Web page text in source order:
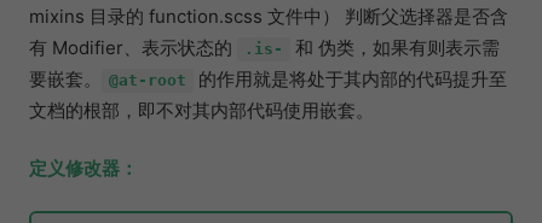
mixins 目录的 function.scss 文件中） 判断父选择器是否含
有 Modifier、表示状态的
.is-
和 伪类，如果有则表示需
要嵌套。
@at-root
的作用就是将处于其内部的代码提升至
文档的根部，即不对其内部代码使用嵌套。
定义修改器：